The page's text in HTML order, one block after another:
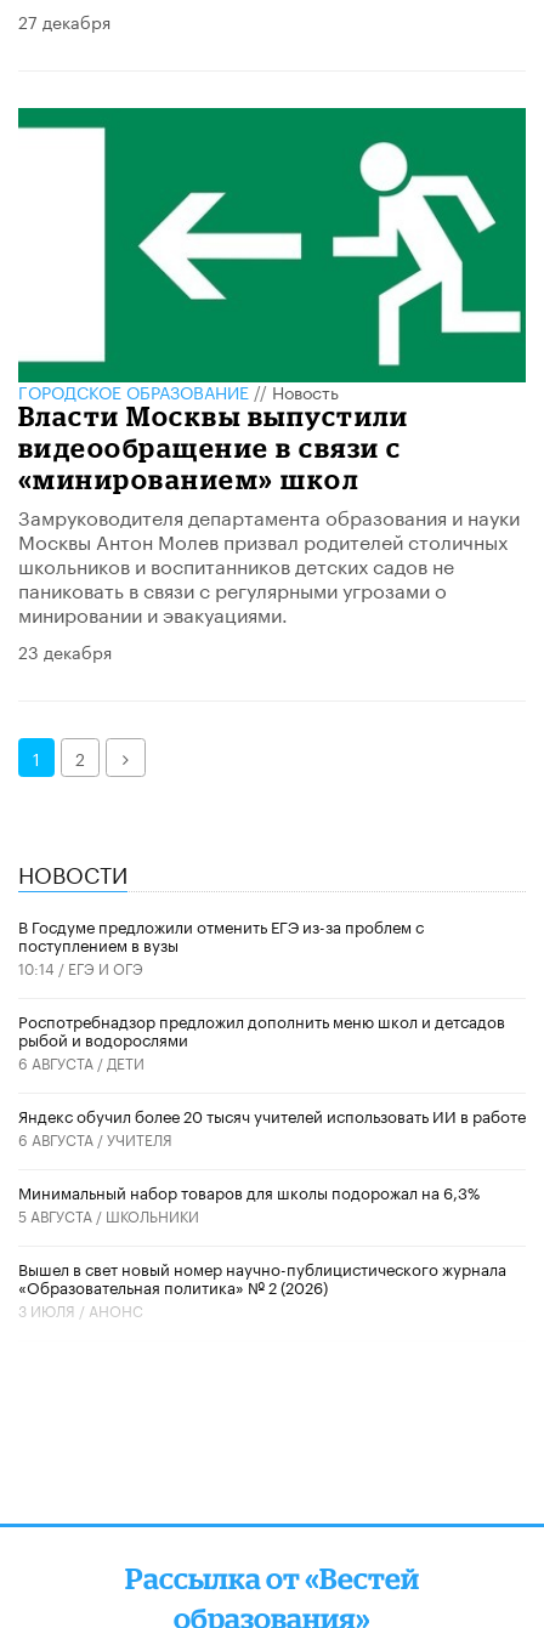
27 декабря
ГОРОДСКОЕ ОБРАЗОВАНИЕ//Новость
Власти Москвы выпустили
видеообращение в связи с
«минированием» школ
Замруководителя департамента образования и науки
Москвы Антон Молев призвал родителей столичных
школьников и воспитанников детских садов не
паниковать в связи с регулярными угрозами о
минировании и эвакуациями.
23 декабря
1 2 Далее
НОВОСТИ
В Госдуме предложили отменить ЕГЭ из-за проблем с
поступлением в вузы
10:14 / ЕГЭ И ОГЭ
Роспотребнадзор предложил дополнить меню школ и детсадов
рыбой и водорослями
6 АВГУСТА / ДЕТИ
​Яндекс обучил более 20 тысяч учителей использовать ИИ в работе
6 АВГУСТА /УЧИТЕЛЯ
Минимальный набор товаров для школы подорожал на 6,3%
5 АВГУСТА / ШКОЛЬНИКИ
Вышел в свет новый номер научно-публицистического журнала
«Образовательная политика» № 2 (2026)
3 ИЮЛЯ / АНОНС
Рассылка от «Вестей
образования»